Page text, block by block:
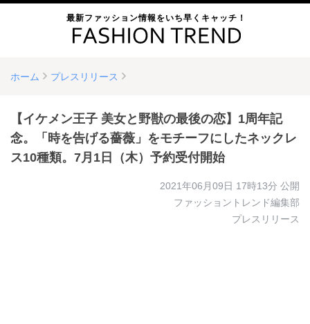
最新ファッション情報をいち早くキャッチ！
ホーム プレスリリース
【イケメン王子 美女と野獣の最後の恋】1周年記
念。「時を告げる薔薇」をモチーフにしたネックレ
ス10種類。7月1日（木）予約受付開始
2021年06月09日 17時13分 公開
ファッショントレンド編集部
プレスリリース